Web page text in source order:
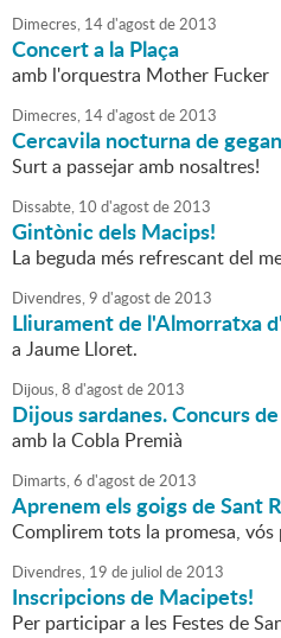
Dimecres, 14d'agostde2013
Concert a la Plaça
amb l'orquestra Mother Fucker
Dimecres, 14d'agostde2013
Cercavila nocturna de
Surt a passejar amb nosaltres!
Dissabte, 10 d'agostde2013
Gintònic dels Macips!
La beguda més refrescant del
Divendres,9 d'agostde2013
Lliurament de l'Almorratxa
a Jaume Lloret.
Dijous,8 d'agostde2013
Dijous sardanes. Concurs
amb la Cobla Premià
Dimarts,6 d'agostde2013
Aprenem els goigs de Sant
Complirem tots la promesa,
Divendres, 19 de juliol de2013
Inscripcions de Macipets!
Per participar a les Festes de